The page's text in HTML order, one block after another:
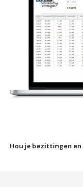
Hou je bezittingen en